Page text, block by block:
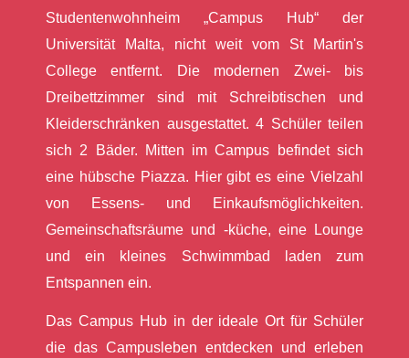
Studentenwohnheim „Campus Hub“ der
Universität Malta, nicht weit vom St Martin's
College entfernt. Die modernen Zwei- bis
Dreibettzimmer sind mit Schreibtischen und
Kleiderschränken ausgestattet. 4 Schüler teilen
sich 2 Bäder. Mitten im Campus befindet sich
eine hübsche Piazza. Hier gibt es eine Vielzahl
von Essens- und Einkaufsmöglichkeiten.
Gemeinschaftsräume und -küche, eine Lounge
und ein kleines Schwimmbad laden zum
Entspannen ein.
Das Campus Hub in der ideale Ort für Schüler
die das Campusleben entdecken und erleben